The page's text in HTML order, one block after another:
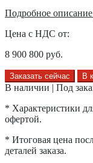
Подробное
Цена с НДС от:
8 900 800 руб.
Заказать сейчас В
В наличии | Под
* Характеристики
офертой.
* Итоговая цена
деталей заказа.